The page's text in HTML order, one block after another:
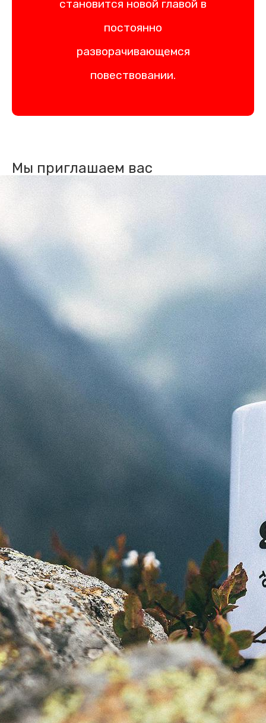
становится новой главой в
постоянно
разворачивающемся
повествовании.
Мы приглашаем вас
присоединиться к нам, стать
частью нашей истории и открыть
для себя чарующую красоту
Грузии глазами тех, кто посвятил
свою жизнь раскрытию её тайн.